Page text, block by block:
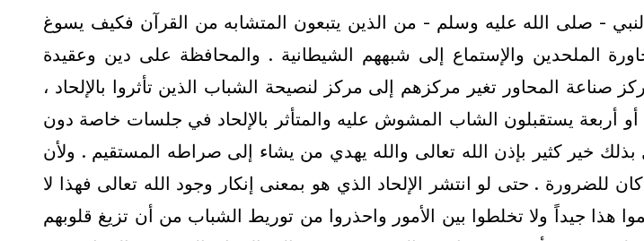
- صلى الله عليه وسلم - من الذين يتبعون المتشابه من القرآن فكيف يسوغ
الملحدين والإستماع إلى شبههم الشيطانية . والمحافظة على دين وعقيدة
المحاور تغير مركزهم إلى مركز لنصيحة الشباب الذين تأثروا بالإلحاد ،
أو أربعة يستقبلون الشاب المشوش عليه والمتأثر بالإلحاد في جلسات خاصة دون
خير كثير بإذن الله تعالى والله يهدي من يشاء إلى صراطه المستقيم . ولأن
للضرورة . حتى لو انتشر الإلحاد الذي هو بمعنى إنكار وجود الله تعالى فهذا لا
هذا جيداً ولا تخلطوا بين الأمور واحذروا من توريط الشباب من أن تزيغ قلوبهم